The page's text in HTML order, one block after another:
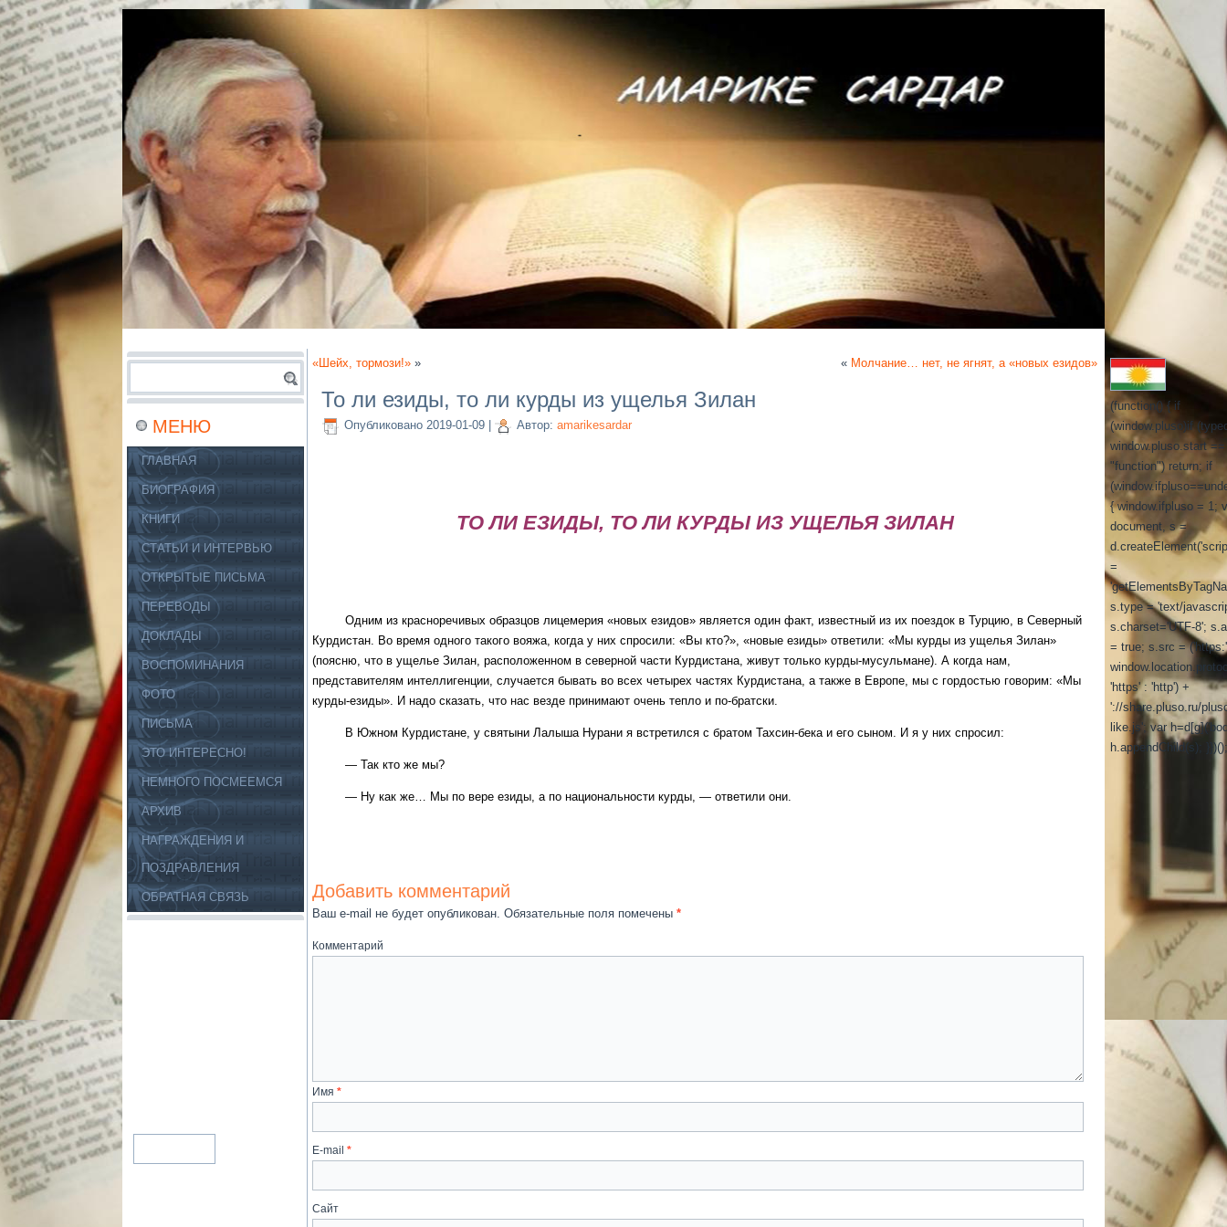
(function() { if
(window.pluso)if
window.pluso.start ==
"function") return; if
{ window.ifpluso = 1;
document, s =
=
s.type = 'text/
s.charset='UTF-8';
= true; s.src =
'https' : 'http') +
'://share.pluso.ru/
like.js'; var
h.appendChild(s);
МЕНЮ
ГЛАВНАЯ
БИОГРАФИЯ
КНИГИ
СТАТЬИ И ИНТЕРВЬЮ
ОТКРЫТЫЕ ПИСЬМА
ПЕРЕВОДЫ
ДОКЛАДЫ
ВОСПОМИНАНИЯ
ФОТО
ПИСЬМА
ЭТО ИНТЕРЕСНО!
НЕМНОГО ПОСМЕЕМСЯ
АРХИВ
НАГРАЖДЕНИЯ И
ПОЗДРАВЛЕНИЯ
ОБРАТНАЯ СВЯЗЬ
«Шейх, тормози!» » « Молчание… нет, не ягнят, а «новых езидов»
То ли езиды, то ли курды из ущелья Зилан
Опубликовано 2019-01-09 | Автор: amarikesardar
ТО ЛИ ЕЗИДЫ, ТО ЛИ КУРДЫ ИЗ УЩЕЛЬЯ ЗИЛАН
Одним из красноречивых образцов лицемерия «новых езидов» является один факт, известный из их поездок в Турцию, в Северный
Курдистан. Во время одного такого вояжа, когда у них спросили: «Вы кто?», «новые езиды» ответили: «Мы курды из ущелья Зилан»
(поясню, что в ущелье Зилан, расположенном в северной части Курдистана, живут только курды-мусульмане). А когда нам,
представителям интеллигенции, случается бывать во всех четырех частях Курдистана, а также в Европе, мы с гордостью говорим: «Мы
курды-езиды». И надо сказать, что нас везде принимают очень тепло и по-братски.
В Южном Курдистане, у святыни Лалыша Нурани я встретился с братом Тахсин-бека и его сыном. И я у них спросил:
— Так кто же мы?
— Ну как же… Мы по вере езиды, а по национальности курды, — ответили они.
Добавить комментарий
Ваш e-mail не будет опубликован. Обязательные поля помечены*
Комментарий
Имя*
E-mail*
Сайт